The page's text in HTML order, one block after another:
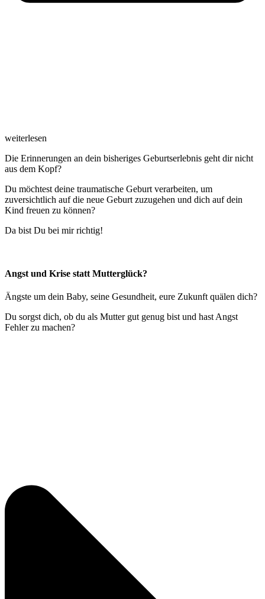
weiterlesen
Die Erinnerungen an dein bisheriges Geburtserlebnis geht dir nicht
aus dem Kopf?
Du möchtest deine traumatische Geburt verarbeiten, um
zuversichtlich auf die neue Geburt zuzugehen und dich auf dein
Kind freuen zu können?
Da bist Du bei mir richtig!
Angst und Krise statt Mutterglück?
Ängste um dein Baby, seine Gesundheit, eure Zukunft quälen dich?
Du sorgst dich, ob du als Mutter gut genug bist und hast Angst
Fehler zu machen?